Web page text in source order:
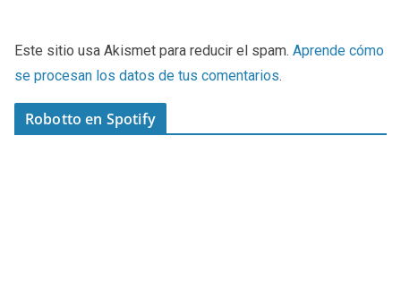
Este sitio usa Akismet para reducir el spam. Aprende cómo
se procesan los datos de tus comentarios.
Robotto en Spotify